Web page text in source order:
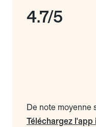
4.7/5
De note moyenne
Téléchargez l'app